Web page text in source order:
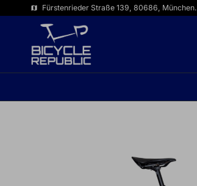
map Fürstenrieder Straße 139, 80686, München.